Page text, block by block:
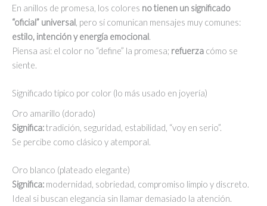
En anillos de promesa, los colores no tienen un significado
“oficial” universal, pero sí comunican mensajes muy comunes:
estilo, intención y energía emocional.
Piensa así: el color no “define” la promesa; refuerza cómo se
siente.
Significado típico por color (lo más usado en joyería)
Oro amarillo (dorado)
Significa:tradición, seguridad, estabilidad, “voy en serio”.
Se percibe como clásico y atemporal.
Oro blanco (plateado elegante)
Significa: modernidad, sobriedad, compromiso limpio y discreto.
Ideal si buscan elegancia sin llamar demasiado la atención.